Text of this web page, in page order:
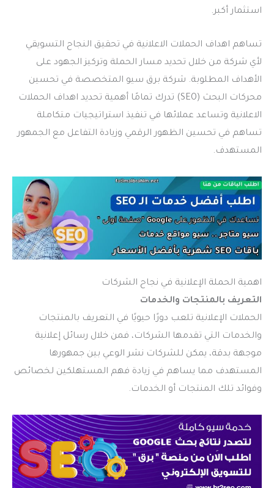
استثمار أكبر.
تساهم اهداف الحملات الاعلانية في تحقيق النجاح التسويقي
لأي شركة من خلال تحديد مسار الحملة وتركيز الجهود على
الأهداف المطلوبة. شركة برق سيو المتخصصة في تحسين
محركات البحث (SEO) تدرك تمامًا أهمية تحديد
اهداف الحملات
الاعلانية وتساعد عملائها في تنفيذ استراتيجيات متكاملة
تساهم في تحسين الظهور الرقمي وزيادة التفاعل مع الجمهور
المستهدف.
اهمية الحملة الإعلانية في نجاح الشركات
التعريف بالمنتجات والخدمات
الحملات الإعلانية تلعب دورًا حيويًا في التعريف بالمنتجات
والخدمات التي تقدمها الشركات، فمن خلال رسائل إعلانية
موجهة بدقة، يمكن للشركات نشر الوعي بين جمهورها
المستهدف مما يساهم في زيادة فهم المستهلكين لخصائص
وفوائد تلك المنتجات أو الخدمات.